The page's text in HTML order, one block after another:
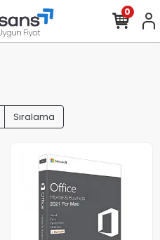
0
Sıralama